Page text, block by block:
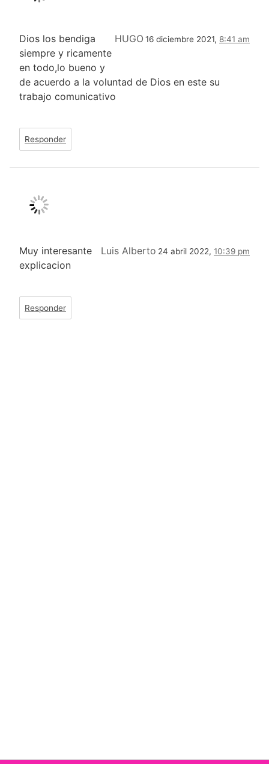
HUGO16 diciembre 2021, 8:41 am
Dios los bendiga
siempre y ricamente
en todo,lo bueno y
de acuerdo a la voluntad de Dios en este su
trabajo comunicativo
Responder
Luis Alberto 24 abril 2022, 10:39 pm
Muy interesante
explicacion
Responder